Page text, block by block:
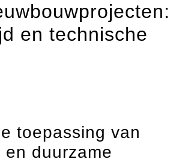
en technische
toepassing van
duurzame